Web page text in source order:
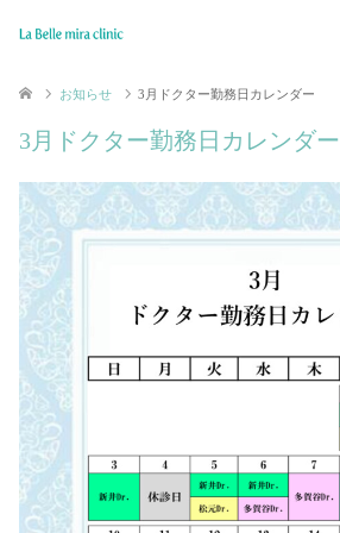
お知らせ 3月ドクター勤務日カレンダー
3月ドクター勤務日カレンダー